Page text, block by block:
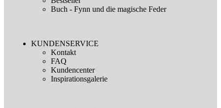
Buch - Fynn und die magische Feder
KUNDENSERVICE
Kontakt
FAQ
Kundencenter
Inspirationsgalerie